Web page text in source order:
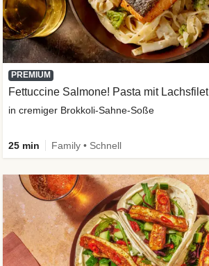
PREMIUM
Fettuccine Salmone! Pasta mit Lachsfilet
in cremiger Brokkoli-Sahne-Soße
25 min Family • Schnell